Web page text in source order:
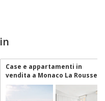
Case e appartamenti in
vendita a Monaco La Rousse -
Saint Roman